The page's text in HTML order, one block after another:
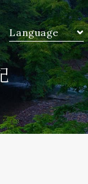
Language